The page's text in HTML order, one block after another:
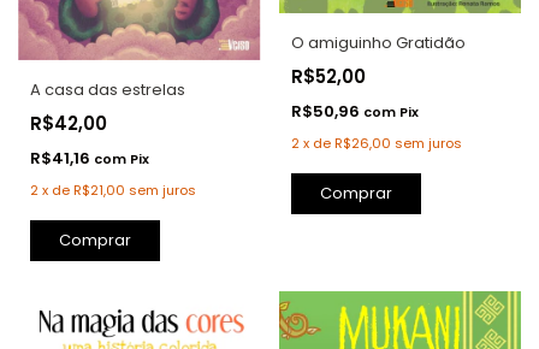
A casa das estrelas
R$42,00
R$41,16 com Pix
2x deR$21,00 sem juros
Comprar
O amiguinho Gratidão
R$52,00
R$50,96 com Pix
2 x deR$26,00 sem juros
Comprar